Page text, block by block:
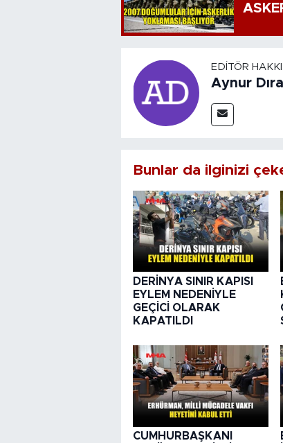
EDITÖR
Aynur
Bunlar da ilginizi
DERİNYA SINIR KAPISI
EYLEM NEDENİYLE
GEÇİCİ OLARAK
KAPATILDI
CUMHURBAŞKANI